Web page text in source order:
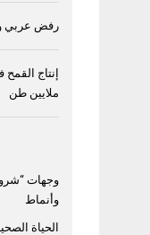
رفض عربي
ملايين طن
وجهات
وأنماط
الحياة